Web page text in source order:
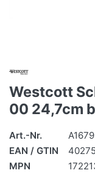
Westcott
00 24,7cm
Art.-Nr.
EAN / GTIN
MPN